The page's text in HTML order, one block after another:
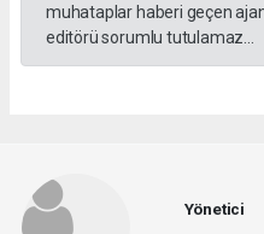
muhataplar haberi geçen
editörü sorumlu tutulamaz...
Yönetici